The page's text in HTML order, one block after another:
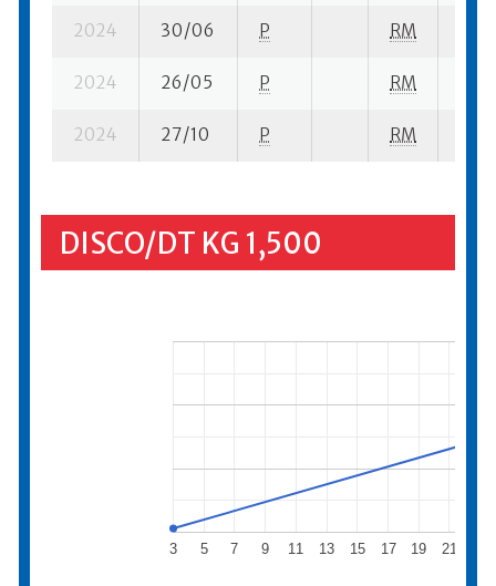
2024 30/06 P RM
2024 26/05 P RM
2024 27/10 P RM
DISCO/DT KG 1,500
3 5 7 9 11 13 15 17 19 21